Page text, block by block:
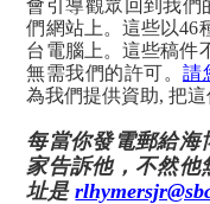
會引導觀眾回到我們
們網站上。這些以46
台電腦上。這些稿件
無需我們的許可。請
為我們提供資助, 把
每當你發電郵給海
家告訴他，不然他
址是